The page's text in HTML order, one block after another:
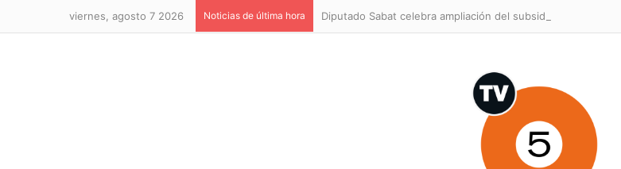
viernes, agosto 7 2026 Noticias de última hora